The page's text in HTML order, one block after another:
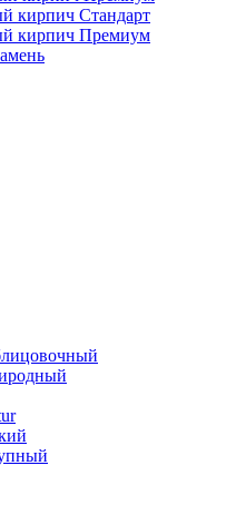
кирпич Стандарт
кирпич Премиум